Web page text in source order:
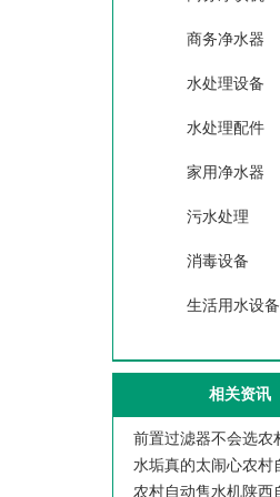
商务净水器
水处理设备
水处理配件
家用净水器
污水处理
消毒设备
生活用水设备
相关资讯